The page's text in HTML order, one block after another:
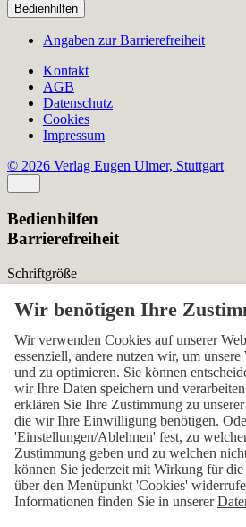
Bedienhilfen
Angaben zur Barrierefreiheit
Kontakt
AGB
Datenschutz
Cookies
Impressum
© 2026 Verlag Eugen Ulmer, Stuttgart
Bedienhilfen
Barrierefreiheit
Schriftgröße
Normal Zurücksetzen
Kontrast
Normal Hoch Normal
Menü sichtbar
Ja Nein Ja
Über den ersten Skip-Link der Seite
Einstellungen“ können Sie das Menü
Einstellungen
Wir verwenden Cookies auf unserer
essenziell, andere nutzen wir, um unsere
und zu optimieren. Sie können
wir Ihre Daten speichern und
erklären Sie Ihre Zustimmung zu
die wir Ihre Einwilligung benötigen.
'Einstellungen/Ablehnen' fest, zu
Zustimmung geben und zu welchen
können Sie jederzeit mit Wirkung für
über den Menüpunkt 'Cookies'
Informationen finden Sie in unserer